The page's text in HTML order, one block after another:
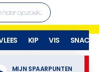
KIP VIS SNACKS
MIJN SPAARPUNTEN